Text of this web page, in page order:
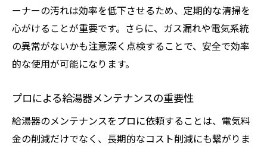
ーナーの汚れは効率を低下させるため、定期的な清掃を
心がけることが重要です。さらに、ガス漏れや電気系統
の異常がないかも注意深く点検することで、安全で効率
的な使用が可能になります。
プロによる給湯器メンテナンスの重要性
給湯器のメンテナンスをプロに依頼することは、電気料
金の削減だけでなく、長期的なコスト削減にも繋がりま